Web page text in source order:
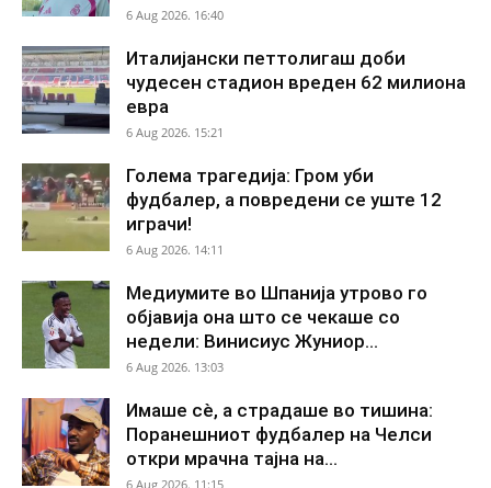
6 Aug 2026. 16:40
Италијански петтолигаш доби
чудесен стадион вреден 62 милиона
евра
6 Aug 2026. 15:21
Голема трагедија: Гром уби
фудбалер, а повредени се уште 12
играчи!
6 Aug 2026. 14:11
Медиумите во Шпанија утрово го
објавија она што се чекаше со
недели: Винисиус Жуниор...
6 Aug 2026. 13:03
Имаше сè, а страдаше во тишина:
Поранешниот фудбалер на Челси
откри мрачна тајна на...
6 Aug 2026. 11:15